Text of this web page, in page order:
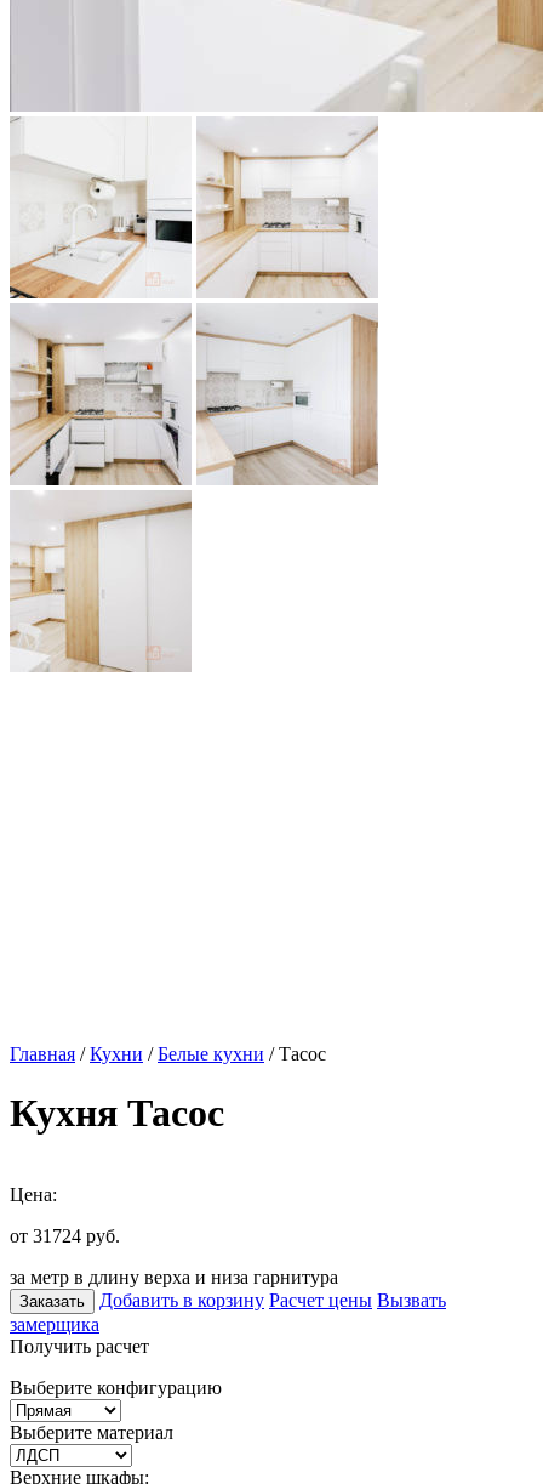
Главная /Кухни /Белые кухни / Тасос
Кухня Тасос
Цена:
от 31724 руб.
за метр в длину верха и низа гарнитура
Заказать Добавить в корзину Расчет цены Вызвать
замерщика
Получить расчет
Выберите конфигурацию
Выберите материал
Верхние шкафы: